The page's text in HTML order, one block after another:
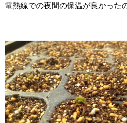
電熱線での夜間の保温が良かった